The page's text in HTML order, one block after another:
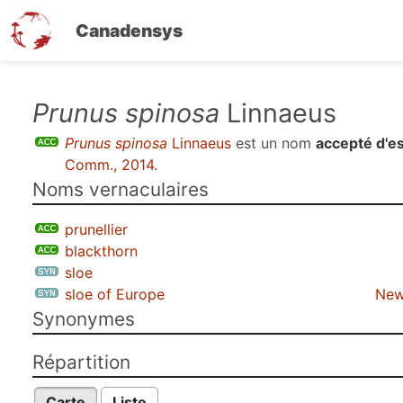
Canadensys
contenu
Prunus spinosa Linnaeus
Prunus spinosa Linnaeus est un nom accepté
Comm., 2014.
Noms vernaculaires
prunellier
blackthorn
sloe
sloe of Europe
Synonymes
Répartition